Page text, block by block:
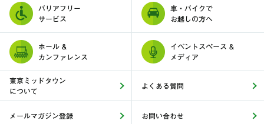
バリアフリー
サービス
車・バイクで
お越しの方へ
ホール &
カンファレンス
イベントスペース &
メディア
東京ミッドタウン
について
よくある質問
メールマガジン登録 お問い合わせ